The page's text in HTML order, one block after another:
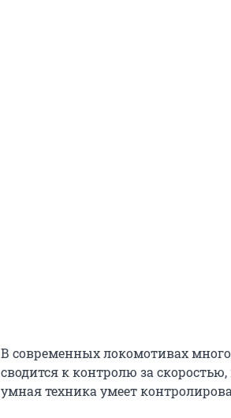
В современных локомотивах
сводится к контролю за
умная техника умеет